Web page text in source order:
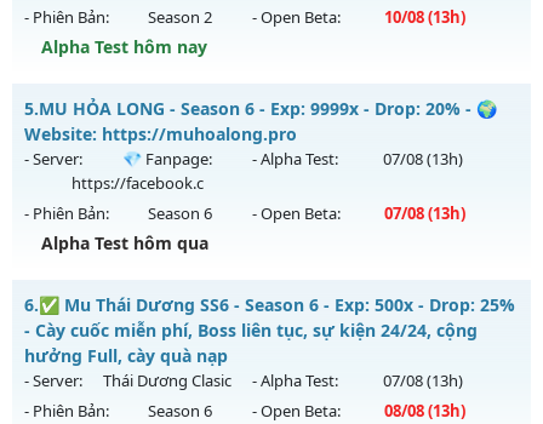
Exp: 999x - Drop: 60%
Kiểu reset: Non Reset
Thể loại: Mu Custom thêm đồ mới
Antihack: SharkAnti
- Phiên Bản:
Season 2 - Open Beta: 10/08(13h)
Alpha Test hôm nay
Cày Cuốc Không Mốc - Săn Boss Cực Đã Train 1 Wc Tại K4
Mu mới ra tháng 08 2026 - Mở máy chủ
ngày 10/08/2626
Exp: 200x - Drop: 20%
Kiểu reset: Reset In Game
Antihack: GameGuard
5.MU HỎA LONG - Season 6 - Exp: 9999x - Drop: 20% - 🌍
Website: https://muhoalong.pro
- Server:
💎 Fanpage:
https://facebook.c
- Alpha Test: 07/08(13h)
- Phiên Bản: Season 6 - Open Beta: 07/08(13h)
Alpha Test hôm qua
MU HỎA LONG - 🌍 Website: https://muhoalong.pro
Mu mới ra tháng 08 2026 - Mở máy chủ💎 Fanpage:
https://facebook.cvào 13h ngày 07/08/2626
Exp: 9999x - Drop: 20%
6.✅ Mu Thái Dương SS6 - Season 6 - Exp: 500x - Drop: 25%
- Cày cuốc miễn phí, Boss liên tục, sự kiện 24/24, cộng
hưởng Full, cày quà nạp
- Server: Thái Dương Clasic - Alpha Test: 07/08(13h)
- Phiên Bản:
Season 6 - Open Beta: 08/08(13h)